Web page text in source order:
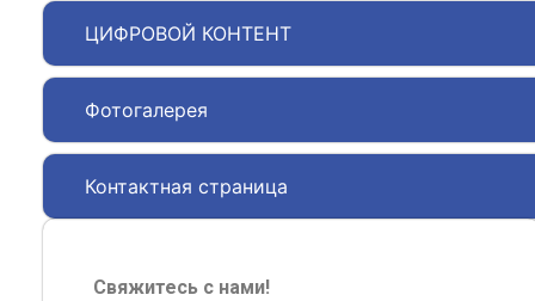
ЦИФРОВОЙ КОНТЕНТ
Фотогалерея
Контактная страница
Свяжитесь с нами!